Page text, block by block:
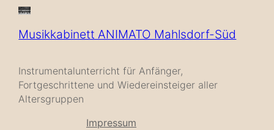
Musikkabinett ANIMATO Mahlsdorf-Süd
Instrumentalunterricht für Anfänger,
Fortgeschrittene und Wiedereinsteiger aller
Altersgruppen
Impressum